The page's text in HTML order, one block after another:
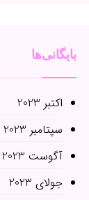
بایگانی‌ها
اکتبر 2023
سپتامبر 2023
آگوست 2023
جولای 2023